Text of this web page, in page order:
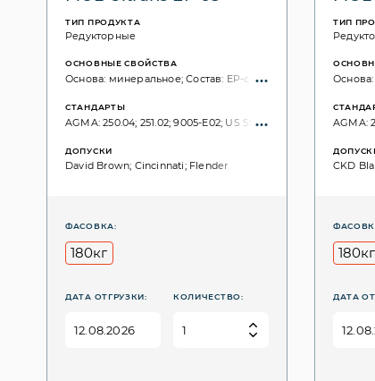
ТИП ПРОДУКТА
Редукторные
ОСНОВНЫЕ СВОЙСТВА
Основа: минеральное; Состав: EP-свойства; без хлора;
СТАНДАРТЫ
AGMA: 250.04; 251.02; 9005-E02; US Steel: 224; DIN 51517: Part
ДОПУСКИ
David Brown; Cincinnati; Flender
ФАСОВКА:
180кг
ДАТА ОТГРУЗКИ: КОЛИЧЕСТВО:
ТИП
Основа:
AGMA:
CKD
180кг
ДАТА